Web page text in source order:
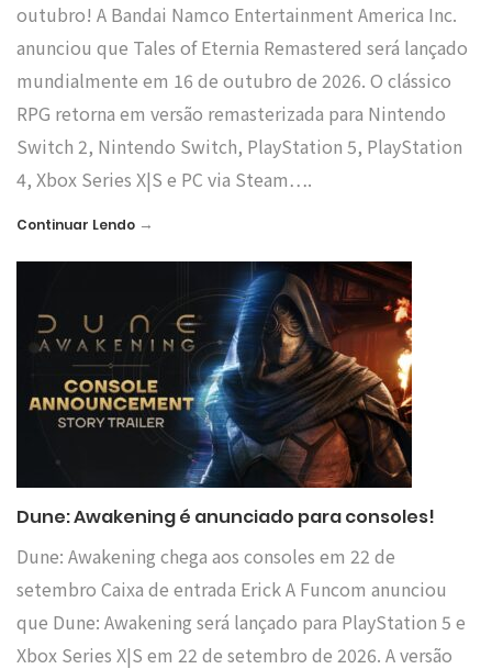
outubro! A Bandai Namco Entertainment America Inc.
anunciou que Tales of Eternia Remastered será lançado
mundialmente em 16 de outubro de 2026. O clássico
RPG retorna em versão remasterizada para Nintendo
Switch 2, Nintendo Switch, PlayStation 5, PlayStation
4, Xbox Series X|S e PC via Steam….
Continuar Lendo →
Dune: Awakening é anunciado para consoles!
Dune: Awakening chega aos consoles em 22 de
setembro Caixa de entrada Erick A Funcom anunciou
que Dune: Awakening será lançado para PlayStation 5 e
Xbox Series X|S em 22 de setembro de 2026. A versão